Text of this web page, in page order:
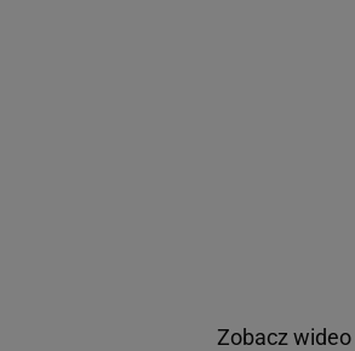
Zobacz wideo